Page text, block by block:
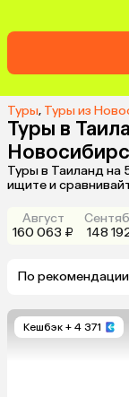
Туры, Туры из
Туры в
Туры в Таиланд на
ищите и
Август
160 063 ₽
148
По рекомендации
Кешбэк + 4 371